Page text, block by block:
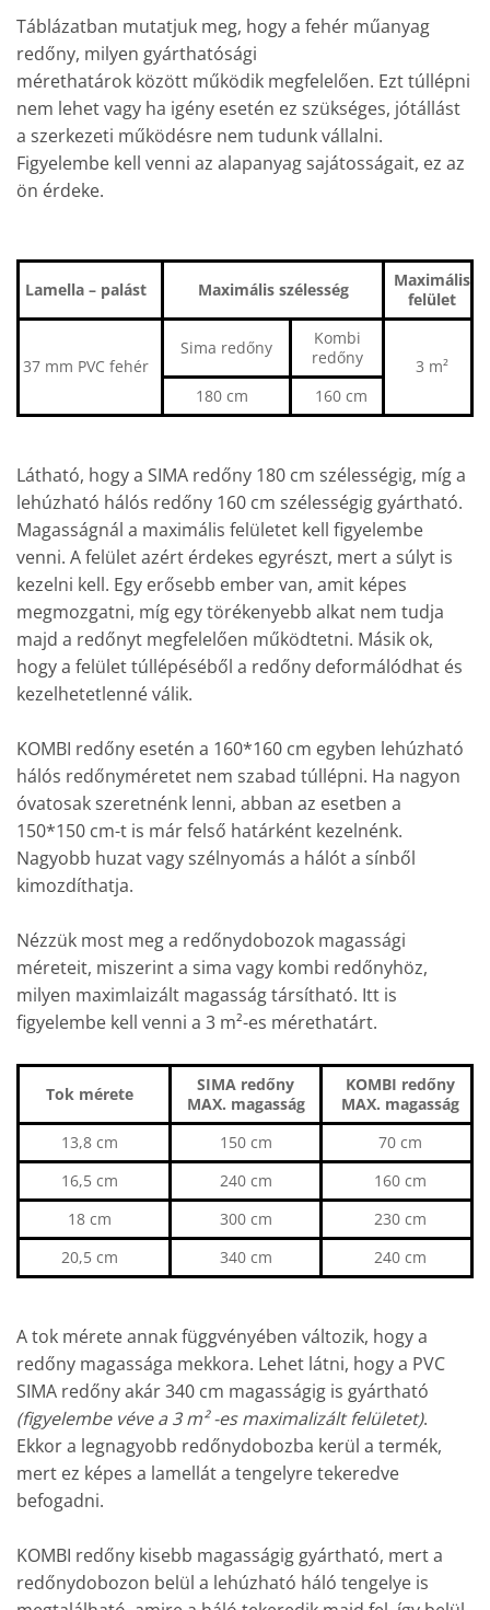
Táblázatban mutatjuk meg, hogy a fehér műanyag
redőny, milyen gyárthatósági
mérethatárok között működik megfelelően. Ezt túllépni
nem lehet vagy ha igény esetén ez szükséges, jótállást
a szerkezeti működésre nem tudunk vállalni.
Figyelembe kell venni az alapanyag sajátosságait, ez az
ön érdeke.
Lamella – palást Maximális szélesség
Maximális
felület
37 mm PVC fehér
Sima redőny
Kombi
redőny
3 m²
180 cm
160 cm
Látható, hogy a SIMA redőny 180 cm szélességig, míg a
lehúzható hálós redőny 160 cm szélességig gyártható.
Magasságnál a maximális felületet kell figyelembe
venni. A felület azért érdekes egyrészt, mert a súlyt is
kezelni kell. Egy erősebb ember van, amit képes
megmozgatni, míg egy törékenyebb alkat nem tudja
majd a redőnyt megfelelően működtetni. Másik ok,
hogy a felület túllépéséből a redőny deformálódhat és
kezelhetetlenné válik.
KOMBI redőny esetén a 160*160 cm egyben lehúzható
hálós redőnyméretet nem szabad túllépni. Ha nagyon
óvatosak szeretnénk lenni, abban az esetben a
150*150 cm-t is már felső határként kezelnénk.
Nagyobb huzat vagy szélnyomás a hálót a sínből
kimozdíthatja.
Nézzük most meg a redőnydobozok magassági
méreteit, miszerint a sima vagy kombi redőnyhöz,
milyen maximlaizált magasság társítható. Itt is
figyelembe kell venni a 3 m²-es mérethatárt.
Tok mérete
SIMA redőny
MAX. magasság
KOMBI redőny
MAX. magasság
13,8 cm
150 cm
70 cm
16,5 cm
240 cm
160 cm
18 cm
300 cm
230 cm
20,5 cm
340 cm 240 cm
A tok mérete annak függvényében változik, hogy a
redőny magassága mekkora. Lehet látni, hogy a PVC
SIMA redőny akár 340 cm magasságig is gyártható
(figyelembe véve a 3 m² -es maximalizált felületet).
Ekkor a legnagyobb redőnydobozba kerül a termék,
mert ez képes a lamellát a tengelyre tekeredve
befogadni.
KOMBI redőny kisebb magasságig gyártható, mert a
redőnydobozon belül a lehúzható háló tengelye is